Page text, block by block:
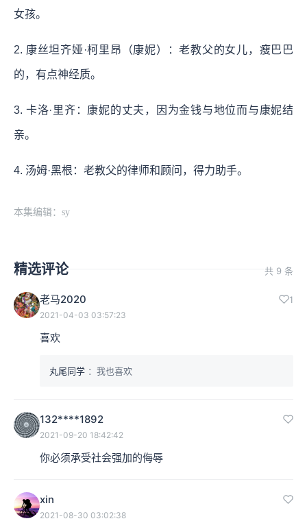
女孩。
2. 康丝坦齐娅·柯里昂（康妮）：老教父的女儿，瘦巴巴
的，有点神经质。
3. 卡洛·里齐：康妮的丈夫，因为金钱与地位而与康妮结
亲。
4. 汤姆·黑根：老教父的律师和顾问，得力助手。
本集编辑：sy
精选评论 共 9 条
老马2020 1
2021-04-03 03:57:23
喜欢
丸尾同学 ：我也喜欢
132****1892
2021-09-20 18:42:42
你必须承受社会强加的侮辱
xin
2021-08-30 03:02:38